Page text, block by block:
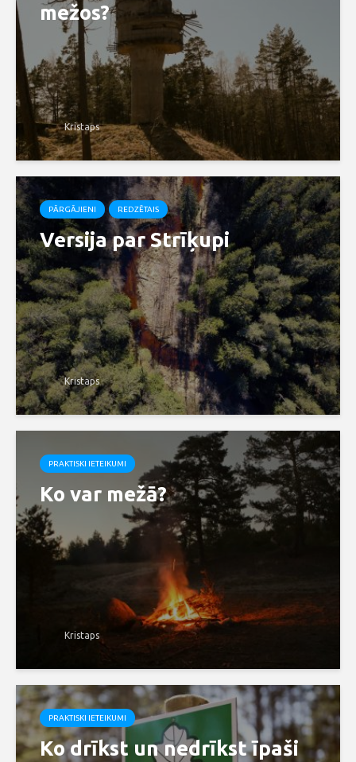
mežos?
Kristaps
PĀRGĀJIENI REDZĒTAIS
Versija par Strīķupi
Kristaps
PRAKTISKI IETEIKUMI
Ko var mežā?
Kristaps
PRAKTISKI IETEIKUMI
Ko drīkst un nedrīkst īpaši